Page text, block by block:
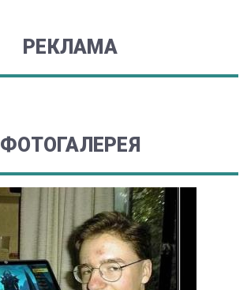
РЕКЛАМА
ФОТОГАЛЕРЕЯ